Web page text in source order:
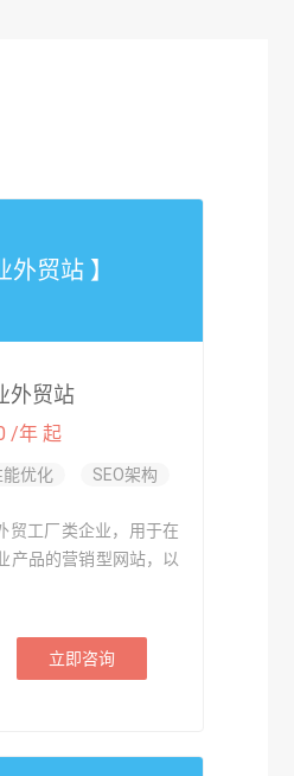
外贸站 】
外贸站
/年 起
能优化 SEO架构
贸工厂类企业，用于在
产品的营销型网站，以
立即咨询